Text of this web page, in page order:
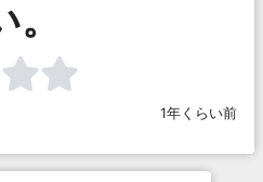
。
1年くらい前